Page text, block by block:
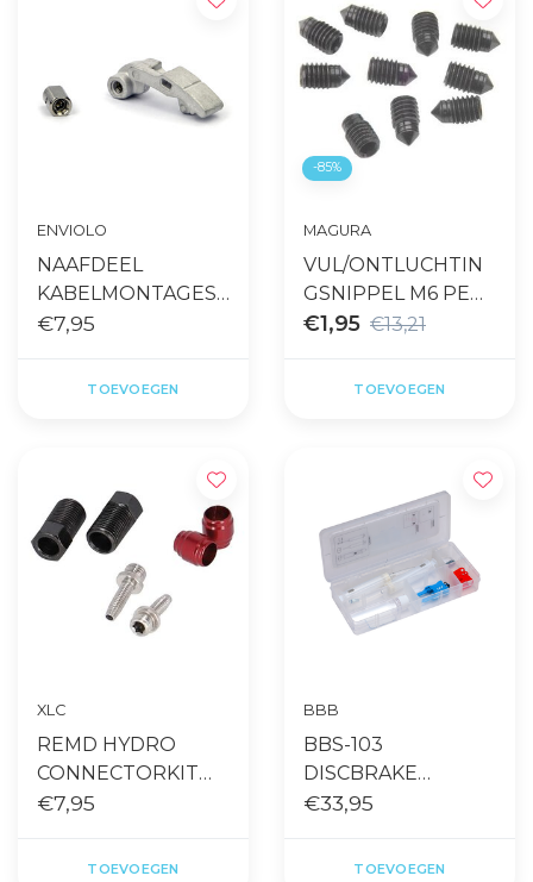
ENVIOLO
NAAFDEEL
KABELMONTAGESE
T
€7,95
TOEVOEGEN
-85%
MAGURA
VUL/ONTLUCHTIN
GSNIPPEL M6 PER
STUK
€1,95 €13,21
TOEVOEGEN
XLC
REMD HYDRO
CONNECTORKIT
DB SRAM
€7,95
TOEVOEGEN
BBB
BBS-103
DISCBRAKE
BLEEDING KIT
COMPATIBLE
€33,95
TOEVOEGEN